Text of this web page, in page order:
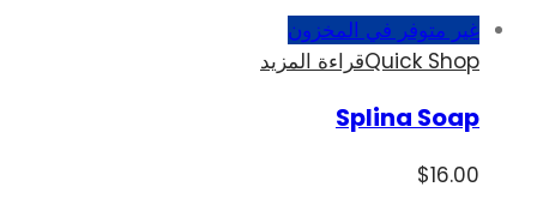
غير متوفر في المخزون
Quick Shopقراءة المزيد
Splina Soap
$16.00